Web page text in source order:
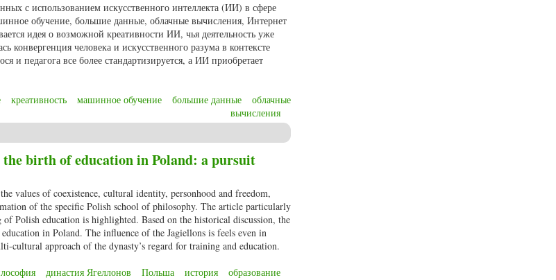
с использованием искусственного интеллекта (ИИ) в сфере
обучение, большие данные, облачные вычисления, Интернет
идея о возможной креативности ИИ, чья деятельность уже
конвергенция человека и искусственного разума в контексте
и педагога все более стандартизируется, а ИИ приобретает
креативность машинное обучение большие данные
облачные
вычисления
birth of education in Poland: a pursuit
values of coexistence, cultural identity, personhood and freedom,
of the specific Polish school of philosophy. The article particularly
Polish education is highlighted. Based on the historical discussion, the
in Poland. The influence of the Jagiellons is feels even in
cultural approach of the dynasty’s regard for training and education.
династия Ягеллонов Польша история образование